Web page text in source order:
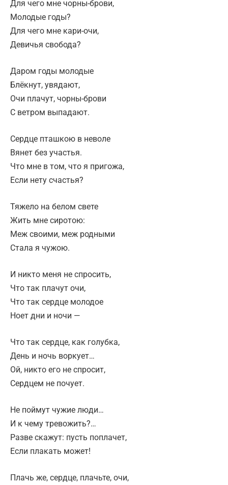
Для чего мне чорны-брови,
Молодые годы?
Для чего мне кари-очи,
Девичья свобода?
Даром годы молодые
Блёкнут, увядают,
Очи плачут, чорны-брови
С ветром выпадают.
Сердце пташкою в неволе
Вянет без участья.
Что мне в том, что я пригожа,
Если нету счастья?
Тяжело на белом свете
Жить мне сиротою:
Меж своими, меж родными
Стала я чужою.
И никто меня не спросить,
Что так плачут очи,
Что так сердце молодое
Ноет дни и ночи —
Что так сердце, как голубка,
День и ночь воркует…
Ой, никто его не спросит,
Сердцем не почует.
Не поймут чужие люди…
И к чему тревожить?…
Разве скажут: пусть поплачет,
Если плакать может!
Плачь же, сердце, плачьте, очи,